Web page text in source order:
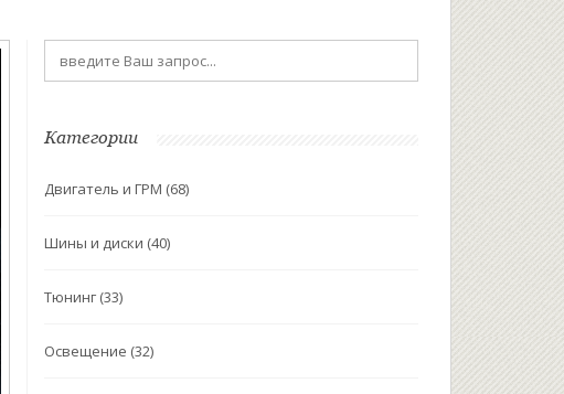
Категории
Двигатель и ГРМ (68)
Шины и диски (40)
Тюнинг (33)
Освещение (32)